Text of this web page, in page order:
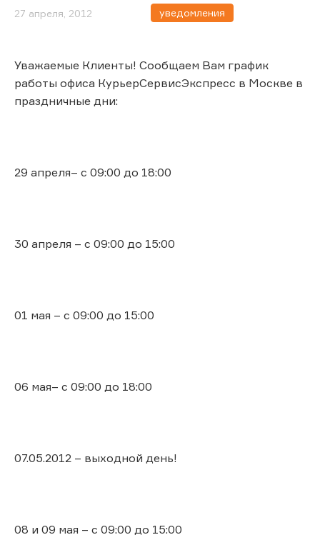
27 апреля, 2012 уведомления
Уважаемые Клиенты! Сообщаем Вам график
работы офиса КурьерСервисЭкспресс в Москве в
праздничные дни:
29 апреля– с 09:00 до 18:00
30 апреля – с 09:00 до 15:00
01 мая – с 09:00 до 15:00
06 мая– с 09:00 до 18:00
07.05.2012 – выходной день!
08 и 09 мая – с 09:00 до 15:00